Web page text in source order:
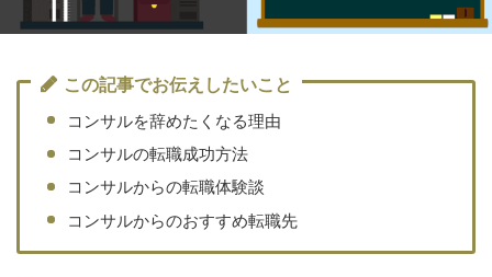
この記事でお伝えしたいこと
コンサルを辞めたくなる理由
コンサルの転職成功方法
コンサルからの転職体験談
コンサルからのおすすめ転職先